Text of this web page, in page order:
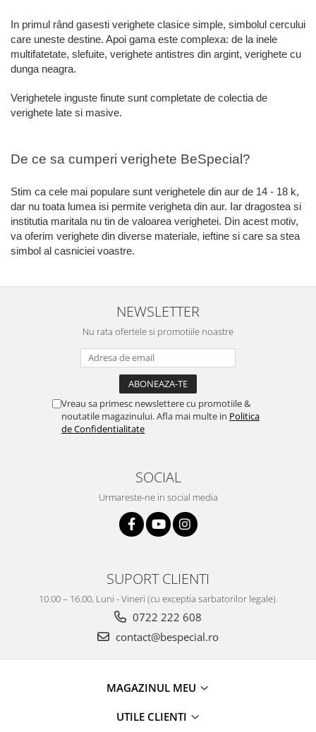
In primul rând gasesti verighete clasice simple, simbolul cercului
care uneste destine. Apoi gama este complexa: de la inele
multifatetate, slefuite, verighete antistres din argint, verighete cu
dunga neagra.
Verighetele inguste finute sunt completate de colectia de
verighete late si masive.
De ce sa cumperi verighete BeSpecial?
Stim ca cele mai populare sunt verighetele din aur de 14 - 18 k,
dar nu toata lumea isi permite verigheta din aur. Iar dragostea si
institutia maritala nu tin de valoarea verighetei. Din acest motiv,
va oferim verighete din diverse materiale, ieftine si care sa stea
simbol al casniciei voastre.
NEWSLETTER
Nu rata ofertele si promotiile noastre
Vreau sa primesc newslettere cu promotiile &
noutatile magazinului. Afla mai multe in Politica
de Confidentialitate
SOCIAL
Urmareste-ne in social media
SUPORT CLIENTI
10.00 – 16.00, Luni - Vineri (cu exceptia sarbatorilor legale).
0722 222 608
contact@bespecial.ro
MAGAZINUL MEU
UTILE CLIENTI